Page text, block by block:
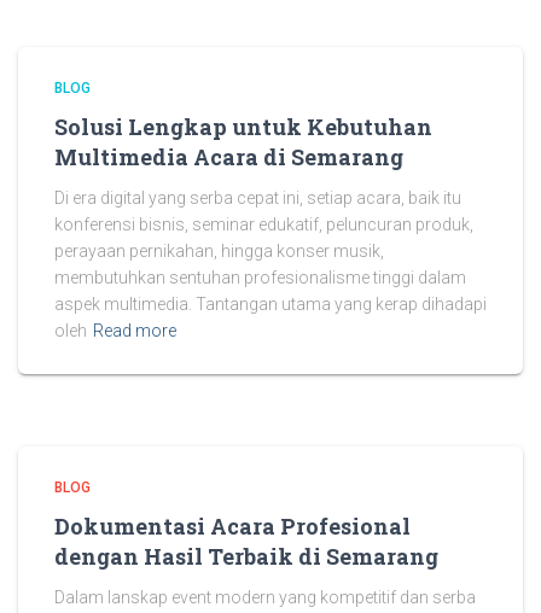
BLOG
Solusi Lengkap untuk Kebutuhan
Multimedia Acara di Semarang
Di era digital yang serba cepat ini, setiap acara, baik itu
konferensi bisnis, seminar edukatif, peluncuran produk,
perayaan pernikahan, hingga konser musik,
membutuhkan sentuhan profesionalisme tinggi dalam
aspek multimedia. Tantangan utama yang kerap dihadapi
oleh Read more
BLOG
Dokumentasi Acara Profesional
dengan Hasil Terbaik di Semarang
Dalam lanskap event modern yang kompetitif dan serba